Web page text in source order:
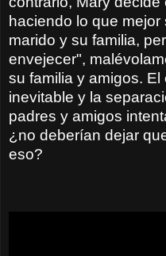
haciendo lo que
marido y su familia,
envejecer",
su familia y amigos.
inevitable y la
padres y amigos
¿no deberían dejar
eso?